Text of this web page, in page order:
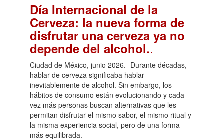
Día Internacional de la
Cerveza: la nueva forma de
disfrutar una cerveza ya no
depende del alcohol..
Ciudad de México, junio 2026.- Durante décadas,
hablar de cerveza significaba hablar
inevitablemente de alcohol. Sin embargo, los
hábitos de consumo están evolucionando y cada
vez más personas buscan alternativas que les
permitan disfrutar el mismo sabor, el mismo ritual y
la misma experiencia social, pero de una forma
más equilibrada.